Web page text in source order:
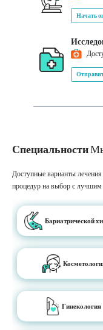
Начать
Специальности
Доступные варианты
процедур на выбор с лучшим
Бариатрической
Гинекология